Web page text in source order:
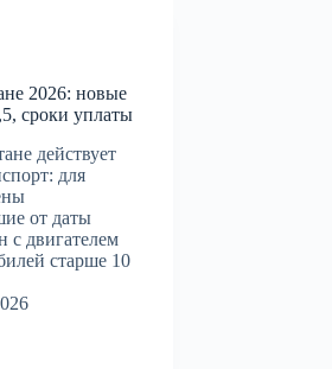
2026: новые
сроки уплаты
действует
для
от даты
с двигателем
старше 10